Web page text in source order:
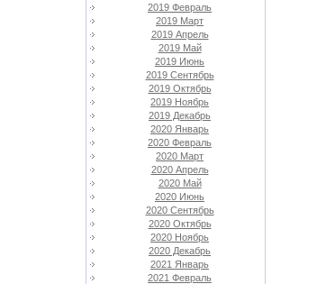
2019 Февраль
2019 Март
2019 Апрель
2019 Май
2019 Июнь
2019 Сентябрь
2019 Октябрь
2019 Ноябрь
2019 Декабрь
2020 Январь
2020 Февраль
2020 Март
2020 Апрель
2020 Май
2020 Июнь
2020 Сентябрь
2020 Октябрь
2020 Ноябрь
2020 Декабрь
2021 Январь
2021 Февраль